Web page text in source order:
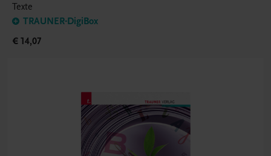
Texte
TRAUNER-DigiBox
€ 14,07